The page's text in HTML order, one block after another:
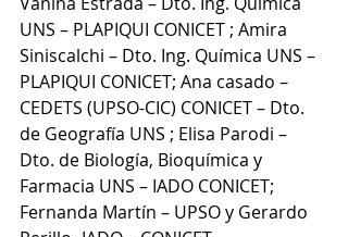
UNS – PLAPIQUI CONICET ; Amira
Siniscalchi – Dto. Ing. Química UNS –
PLAPIQUI CONICET; Ana casado –
CEDETS (UPSO-CIC) CONICET – Dto.
de Geografía UNS ; Elisa Parodi –
Dto. de Biología, Bioquímica y
Farmacia UNS – IADO CONICET;
Fernanda Martín – UPSO y Gerardo